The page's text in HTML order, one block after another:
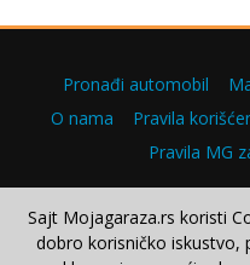
Pronađi automobil
O nama
Pravila
Pravila MG
Sajt Mojagaraza.rs koristi
dobro korisničko iskustvo,